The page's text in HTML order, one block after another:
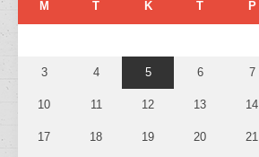
M T K T P
3 4 5 6 7
10 11 12 13 14
17 18 19 20 21